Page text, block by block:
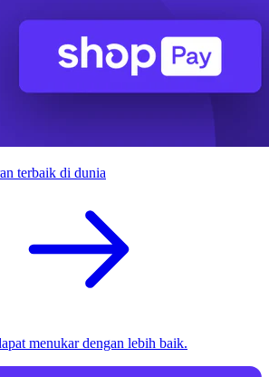
terbaik di dunia
menukar dengan lebih baik.